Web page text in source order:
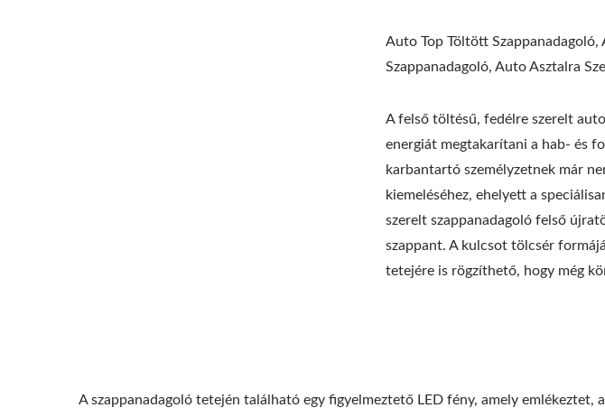
Auto Top Töltött
Szappanadagoló, Auto Asztalra
A felső töltésű, fedélre szerelt
energiát megtakarítani a hab- és
karbantartó személyzetnek már
kiemeléséhez, ehelyett a
szerelt szappanadagoló felső
szappant. A kulcsot tölcsér
tetejére is rögzíthető, hogy még
A szappanadagoló tetején található egy figyelmeztető LED fény, amely emlékeztet,